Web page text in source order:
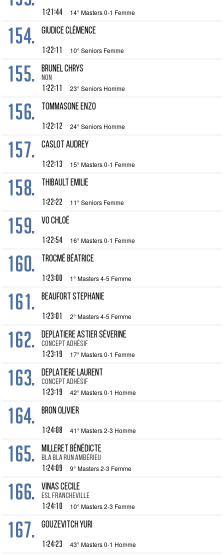
1:21:44 14° Masters 0-1 Femme
154. GIUDICE Clémence
1:22:11 10° Seniors Femme
155. BRUNEL Chrys
Non
1:22:11 23° Seniors Homme
156. TOMMASONE Enzo
1:22:12 24° Seniors Homme
157. CASLOT Audrey
1:22:13 15° Masters 0-1 Femme
158. THIBAULT Emilie
1:22:22 11° Seniors Femme
159. VO Chloé
1:22:54 16° Masters 0-1 Femme
160. TROCMÉ Béatrice
1:23:00 1° Masters 4-5 Femme
161. BEAUFORT Stephanie
1:23:01 2° Masters 4-5 Femme
162. DEPLATIERE ASTIER Séverine
Concept Adhésif
1:23:19 17° Masters 0-1 Femme
163. DEPLATIERE Laurent
Concept Adhésif
1:23:19 42° Masters 0-1 Homme
164. BRON Olivier
1:24:08 41° Masters 2-3 Homme
165. MILLERET Bénédicte
Bla Bla run Ambérieu
1:24:09 9° Masters 2-3 Femme
166. VINAS Cecile
Esl Francheville
1:24:10 10° Masters 2-3 Femme
167. GOUZEVITCH Yuri
1:24:23 43° Masters 0-1 Homme